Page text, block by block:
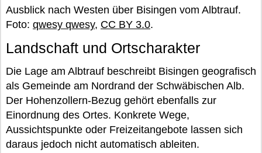
Ausblick nach Westen über Bisingen vom Albtrauf.
Foto: qwesy qwesy, CC BY 3.0.
Landschaft und Ortscharakter
Die Lage am Albtrauf beschreibt Bisingen geografisch
als Gemeinde am Nordrand der Schwäbischen Alb.
Der Hohenzollern-Bezug gehört ebenfalls zur
Einordnung des Ortes. Konkrete Wege,
Aussichtspunkte oder Freizeitangebote lassen sich
daraus jedoch nicht automatisch ableiten.